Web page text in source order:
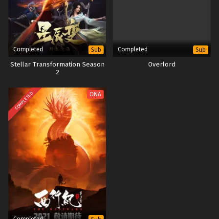
Completed Sub
Stellar Transformation Season
2
Completed Sub
Overlord
COMPLETED ONA